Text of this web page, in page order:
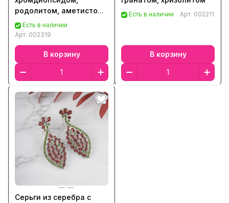
родолитом, аметистом,
гранатом, хризолитом,
цитрином
Есть в наличии
Арт. 002319
В корзину
Есть в наличии Арт. 002211
В корзину
Серьги из серебра с